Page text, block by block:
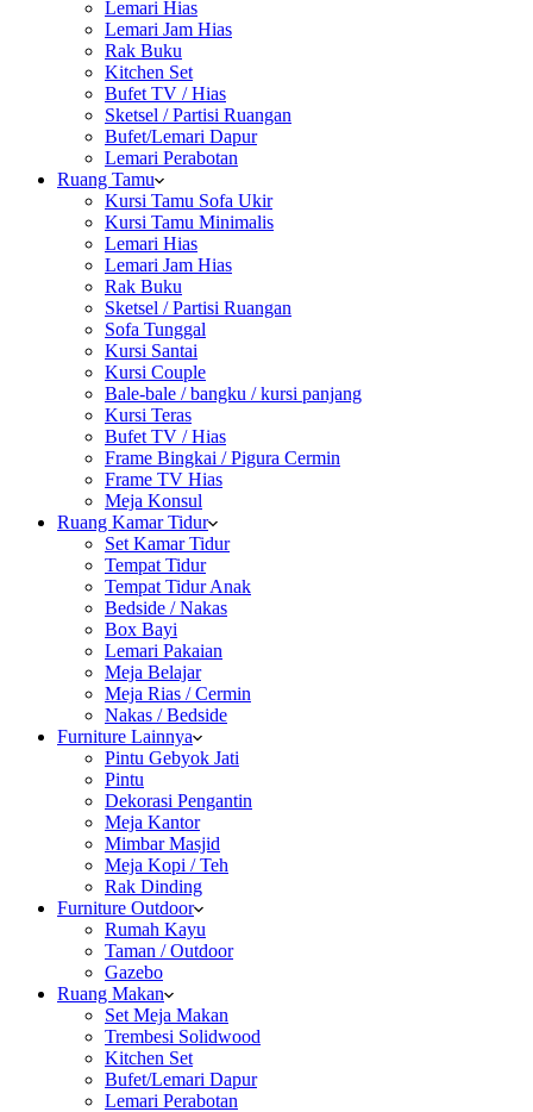
Lemari Hias
Lemari Jam Hias
Rak Buku
Kitchen Set
Bufet TV / Hias
Sketsel / Partisi Ruangan
Bufet/Lemari Dapur
Lemari Perabotan
Ruang Tamu
Kursi Tamu Sofa Ukir
Kursi Tamu Minimalis
Lemari Hias
Lemari Jam Hias
Rak Buku
Sketsel / Partisi Ruangan
Sofa Tunggal
Kursi Santai
Kursi Couple
Bale-bale / bangku / kursi panjang
Kursi Teras
Bufet TV / Hias
Frame Bingkai / Pigura Cermin
Frame TV Hias
Meja Konsul
Ruang Kamar Tidur
Set Kamar Tidur
Tempat Tidur
Tempat Tidur Anak
Bedside / Nakas
Box Bayi
Lemari Pakaian
Meja Belajar
Meja Rias / Cermin
Nakas / Bedside
Furniture Lainnya
Pintu Gebyok Jati
Pintu
Dekorasi Pengantin
Meja Kantor
Mimbar Masjid
Meja Kopi / Teh
Rak Dinding
Furniture Outdoor
Rumah Kayu
Taman / Outdoor
Gazebo
Ruang Makan
Set Meja Makan
Trembesi Solidwood
Kitchen Set
Bufet/Lemari Dapur
Lemari Perabotan